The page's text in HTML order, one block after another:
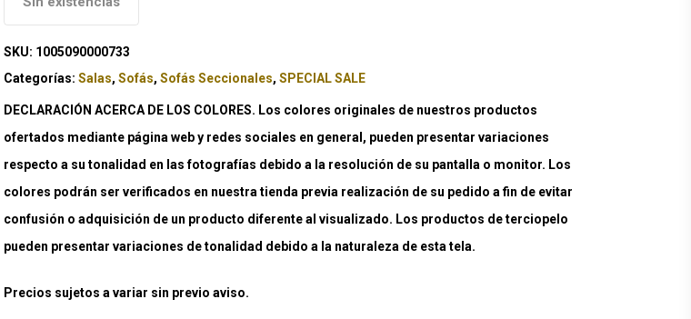
SKU: 1005090000733
Categorías:Salas,Sofás,Sofás Seccionales,SPECIAL SALE
DECLARACIÓN ACERCA DE LOS COLORES. Los colores originales de nuestros productos
ofertados mediante página web y redes sociales en general, pueden presentar variaciones
respecto a su tonalidad en las fotografías debido a la resolución de su pantalla o monitor. Los
colores podrán ser verificados en nuestra tienda previa realización de su pedido a fin de evitar
confusión o adquisición de un producto diferente al visualizado. Los productos de terciopelo
pueden presentar variaciones de tonalidad debido a la naturaleza de esta tela.
Precios sujetos a variar sin previo aviso.